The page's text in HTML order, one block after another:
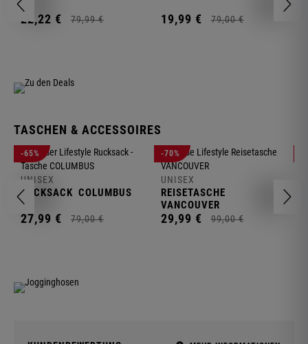
22,22 € 79,99 € 19,99 € 79,00 €
TASCHEN & ACCESSOIRES
-65%
UNISEX
RUCKSACK COLUMBUS
27,99 € 79,00 €
-70%
UNISEX
REISETASCHE
VANCOUVER
29,99 € 99,00 €